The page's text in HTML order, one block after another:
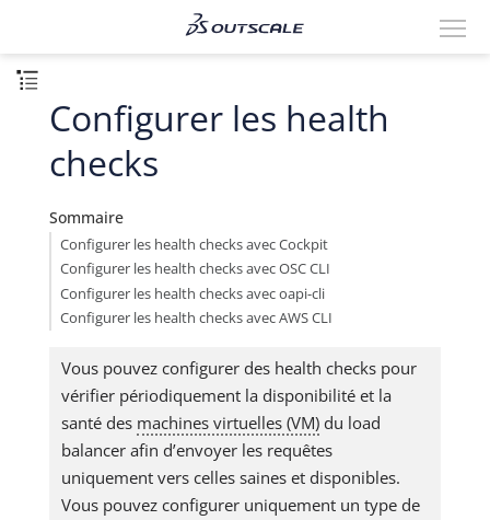
Configurer les health
checks
Sommaire
Configurer les health checks avec Cockpit
Configurer les health checks avec OSC CLI
Configurer les health checks avec oapi-cli
Configurer les health checks avec AWS CLI
Vous pouvez configurer des health checks pour
vérifier périodiquement la disponibilité et la
santé des machines virtuelles (VM) du load
balancer afin d’envoyer les requêtes
uniquement vers celles saines et disponibles.
Vous pouvez configurer uniquement un type de